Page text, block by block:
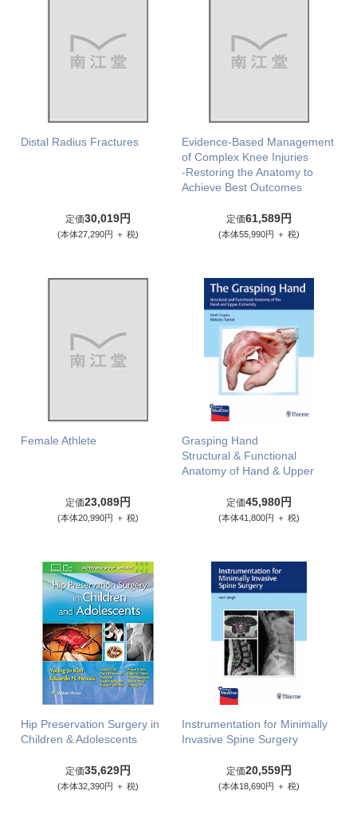
Distal Radius Fractures
定価30,019円
(本体27,290円 ＋ 税)
Evidence-Based Management
of Complex Knee Injuries
-Restoring the Anatomy to
Achieve Best Outcomes
定価61,589円
(本体55,990円 ＋ 税)
Female Athlete
定価23,089円
(本体20,990円 ＋ 税)
Grasping Hand
Structural & Functional
Anatomy of Hand & Upper
定価45,980円
(本体41,800円 ＋ 税)
Hip Preservation Surgery in
Children & Adolescents
定価35,629円
(本体32,390円 ＋ 税)
Instrumentation for Minimally
Invasive Spine Surgery
定価20,559円
(本体18,690円 ＋ 税)